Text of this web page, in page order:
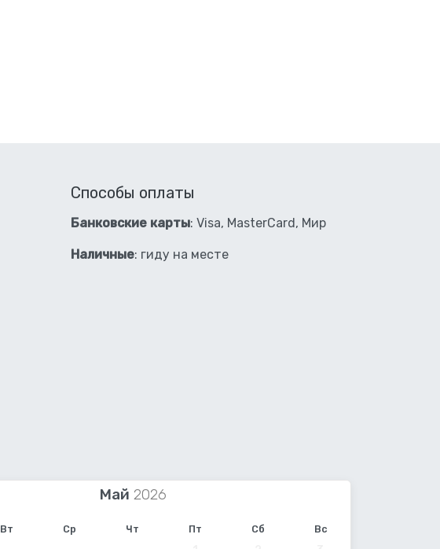
Способы оплаты
Банковские карты: Visa, MasterCard, Мир
Наличные: гиду на месте
Май
Вт Ср Чт Пт Сб Вс